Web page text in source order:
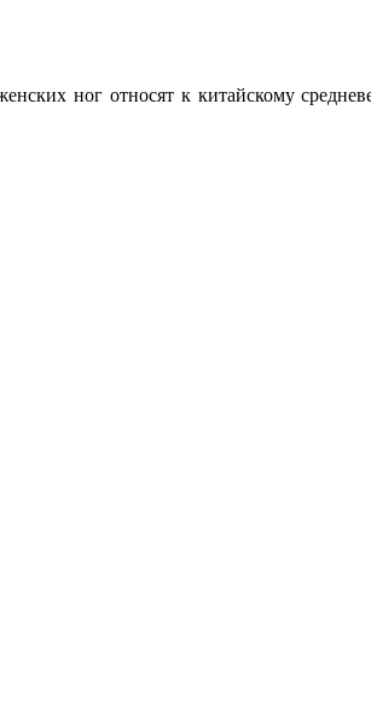
ног относят к китайскому